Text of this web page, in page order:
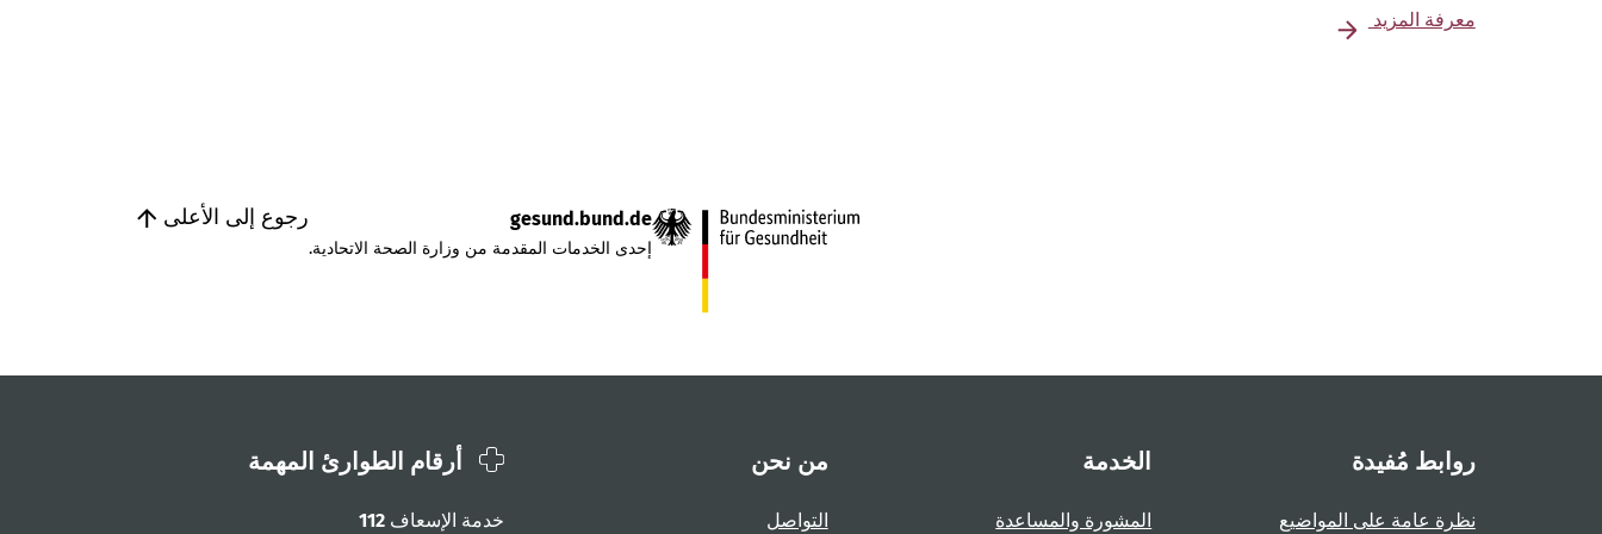
معرفة المزيد
رجوع إلى الأعلى gesund.bund.de
إحدى الخدمات المقدمة من وزارة الصحة الاتحادية.
روابط مُفيدة
نظرة عامة على المواضيع
الخدمة
المشورة والمساعدة
من نحن
التواصل
أرقام الطوارئ المهمة
خدمة الإسعاف 112